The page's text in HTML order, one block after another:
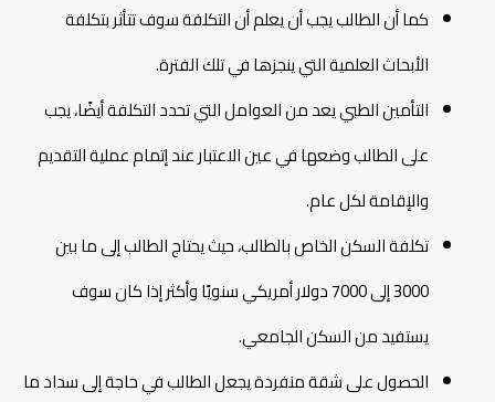
كما أن الطالب يجب أن يعلم أن التكلفة سوف تتأثر بتكلفة
الأبحاث العلمية التي ينجزها في تلك الفترة.
التأمين الطبي يعد من العوامل التي تحدد التكلفة أيضًا، يجب
على الطالب وضعها في عين الاعتبار عند إتمام عملية التقديم
والإقامة لكل عام.
تكلفة السكن الخاص بالطالب، حيث يحتاج الطالب إلى ما بين
3000 إلى 7000 دولار أمريكي سنويًا وأكثر إذا كان سوف
يستفيد من السكن الجامعي.
الحصول على شقة منفردة يجعل الطالب في حاجة إلى سداد ما